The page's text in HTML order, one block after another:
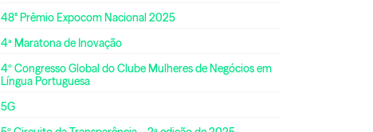
48° Prêmio Expocom Nacional 2025
4ª Maratona de Inovação
4º Congresso Global do Clube Mulheres de Negócios em
Língua Portuguesa
5G